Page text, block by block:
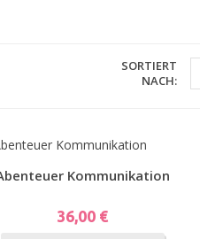
SORTIERT
NACH:
Vorschau
Kommunikation
Preis
36,00 €